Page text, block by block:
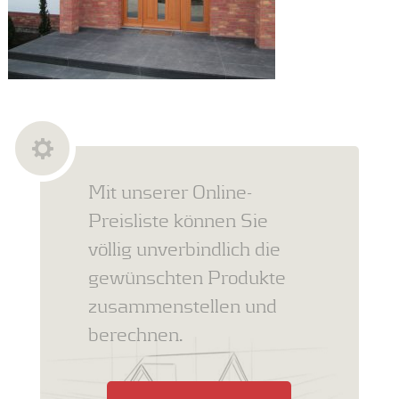
Mit unserer Online-
Preisliste können Sie
völlig unverbindlich die
gewünschten Produkte
zusammenstellen und
berechnen.